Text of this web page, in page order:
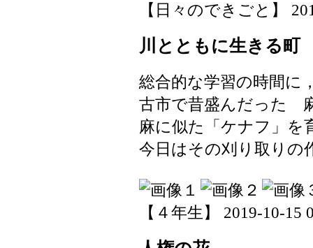
【日々のできごと】
川とともに生きる
総合的な学習の時間に
古市で昔盛んだった
麻に似た「ケナフ」を
今日はその刈り取りの
【４年生】 2019-10-15